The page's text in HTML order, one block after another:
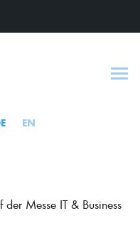
EN
Messe IT & Business